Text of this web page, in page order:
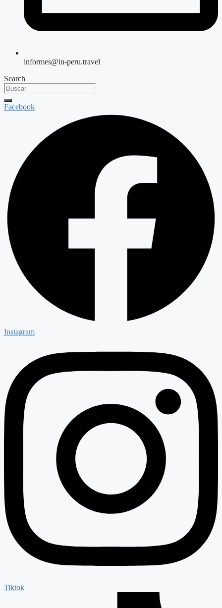
informes@in-peru.travel
Search
Facebook
Instagram
Tiktok